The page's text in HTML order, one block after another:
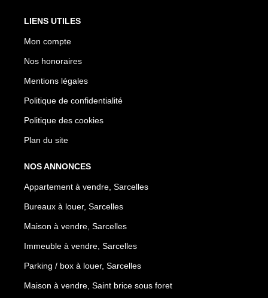
LIENS UTILES
Mon compte
Nos honoraires
Mentions légales
Politique de confidentialité
Politique des cookies
Plan du site
NOS ANNONCES
Appartement à vendre, Sarcelles
Bureaux à louer, Sarcelles
Maison à vendre, Sarcelles
Immeuble à vendre, Sarcelles
Parking / box à louer, Sarcelles
Maison à vendre, Saint brice sous foret